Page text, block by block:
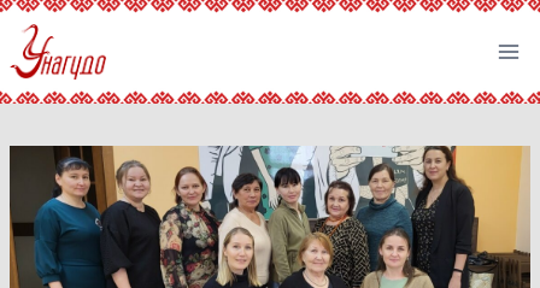
Перейти
содержимому